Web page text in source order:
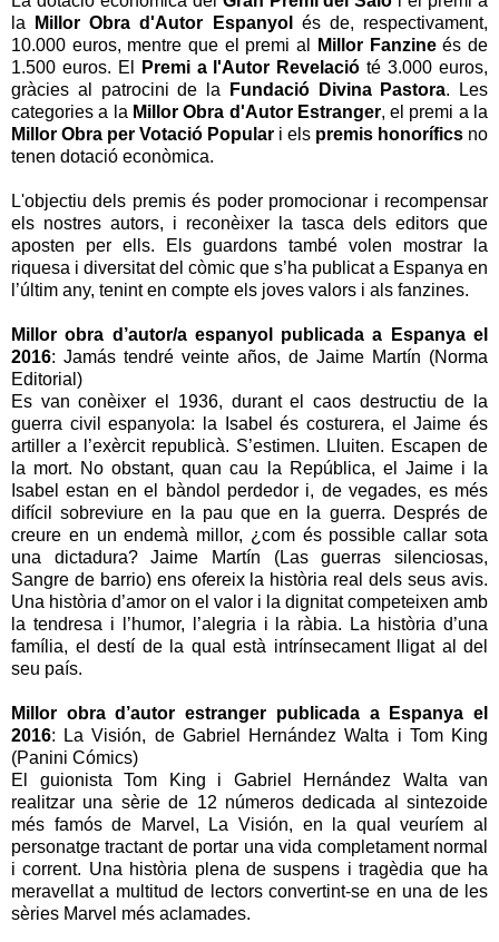
la
Millor Obra d'Autor Espanyol
és de, respectivament,
10.000 euros, mentre que el premi al
Millor Fanzineés de
1.500 euros. El
Premi a l'Autor Revelació té 3.000 euros,
gràcies al patrocini de la
Fundació Divina Pastora. Les
categories a la Millor Obra d'Autor Estranger, el premi a la
Millor Obra per Votació Popular i els premis honorífics no
tenen dotació econòmica.
L'objectiu dels premis és poder promocionar i recompensar
els nostres autors, i reconèixer la tasca dels editors que
aposten per ells. Els guardons també volen mostrar la
riquesa i diversitat del còmic que s’ha publicat a Espanya en
l’últim any, tenint en compte els joves valors i als fanzines.
Millor obra d’autor/a espanyol publicada a Espanya el
2016: Jamás tendré veinte años, de Jaime Martín (Norma
Editorial)
Es van conèixer el 1936, durant el caos destructiu de la
guerra civil espanyola: la Isabel és costurera, el Jaime és
artiller a l’exèrcit republicà. S’estimen. Lluiten. Escapen de
la mort. No obstant, quan cau la República, el Jaime i la
Isabel estan en el bàndol perdedor i, de vegades, es més
difícil sobreviure en la pau que en la guerra. Després de
creure en un endemà millor, ¿com és possible callar sota
una dictadura? Jaime Martín (Las guerras silenciosas,
Sangre de barrio) ens ofereix la història real dels seus avis.
Una història d’amor on el valor i la dignitat competeixen amb
la tendresa i l’humor, l’alegria i la ràbia. La història d’una
família, el destí de la qual està intrínsecament lligat al del
seu país.
Millor obra d’autor estranger publicada a Espanya el
2016: La Visión, de Gabriel Hernández Walta i Tom King
(Panini Cómics)
El guionista Tom King i Gabriel Hernández Walta van
realitzar una sèrie de 12 números dedicada al sintezoide
més famós de Marvel, La Visión, en la qual veuríem al
personatge tractant de portar una vida completament normal
i corrent. Una història plena de suspens i tragèdia que ha
meravellat a multitud de lectors convertint-se en una de les
sèries Marvel més aclamades.